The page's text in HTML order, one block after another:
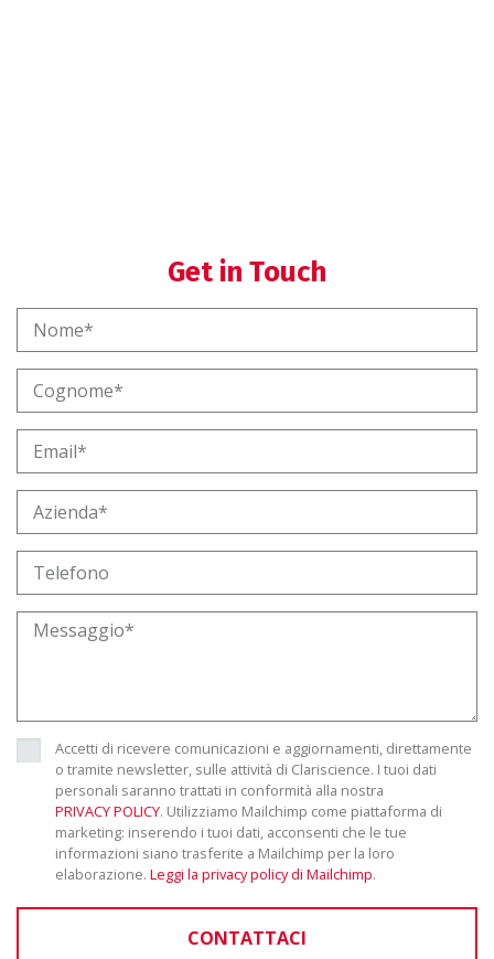
Get in Touch
Accetti di ricevere comunicazioni e aggiornamenti, direttamente
o tramite newsletter, sulle attività di Clariscience. I tuoi dati
personali saranno trattati in conformità alla nostra
PRIVACY POLICY. Utilizziamo Mailchimp come piattaforma di
marketing: inserendo i tuoi dati, acconsenti che le tue
informazioni siano trasferite a Mailchimp per la loro
elaborazione. Leggi la privacy policy di Mailchimp.
CONTATTACI